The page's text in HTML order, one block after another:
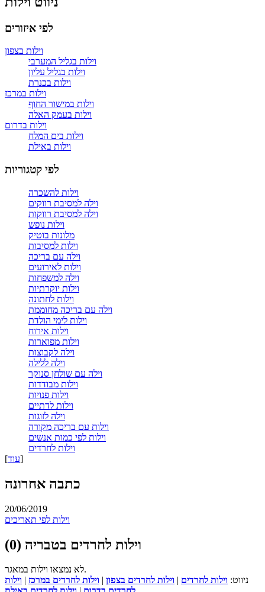
לפי איזורים
וילות בצפון
וילות בגליל המערבי
וילות בגליל עליון
וילות בכנרת
וילות במרכז
וילות במישור החוף
וילות בעמק האלה
וילות בדרום
וילות בים המלח
וילות באילת
לפי קטגוריות
וילות להשכרה
וילה למסיבת רווקים
וילה למסיבת רווקות
וילות נופש
מלונות בוטיק
וילות למסיבות
וילה עם בריכה
וילות לאירועים
וילה למשפחות
וילות יוקרתיות
וילות לחתונה
וילה עם בריכה מחוממת
וילות לימי הולדת
וילות אירוח
וילות מפוארות
וילה לקבוצות
וילה ללילה
וילה עם שולחן סנוקר
וילות מבודדות
וילות פנויות
וילות לדתיים
וילה לזוגות
וילות עם בריכה מקורה
וילות לפי כמות אנשים
וילות לחרדים
[עוד]
כתבה אחרונה
20/06/2019
וילות לפי תאריכים
וילות לחרדים בטבריה (0)
לא נמצאו וילות במאגר.
ניווט: וילות לחרדים וילות לחרדים בצפון וילות לחרדים במרכז
וילות